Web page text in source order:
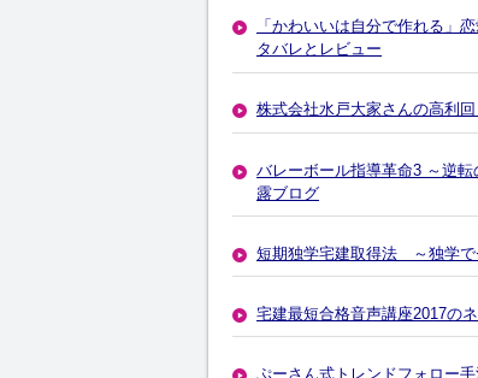
「かわいいは自分で作れる」
タバレとレビュー
株式会社水戸大家さんの高利
バレーボール指導革命3 ～逆
露ブログ
短期独学宅建取得法 ～独学で
宅建最短合格音声講座2017の
ぷーさん式トレンドフォロー